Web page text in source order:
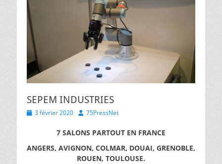
SEPEM INDUSTRIES
Posted3 février 2020 Author
75PressNet
7 SALONS PARTOUT EN FRANCE
ANGERS, AVIGNON, COLMAR, DOUAI, GRENOBLE,
ROUEN, TOULOUSE.